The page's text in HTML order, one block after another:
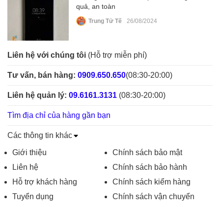
quả, an toàn
Trung Tử Tế 26/08/2024
Liên hệ với chúng tôi (Hỗ trợ miễn phí)
Tư vấn, bán hàng: 0909.650.650(08:30-20:00)
Liên hệ quản lý: 09.6161.3131 (08:30-20:00)
Tìm địa chỉ của hàng gần bạn
Các thông tin khác
Giới thiệu
Liên hệ
Hỗ trợ khách hàng
Tuyển dụng
Chính sách bảo mật
Chính sách bảo hành
Chính sách kiểm hàng
Chính sách vận chuyển